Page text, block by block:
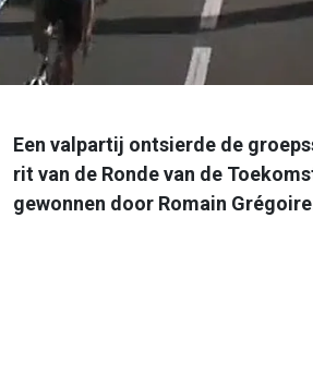
Een valpartij ontsierde de
rit van de Ronde van de
gewonnen door Romain